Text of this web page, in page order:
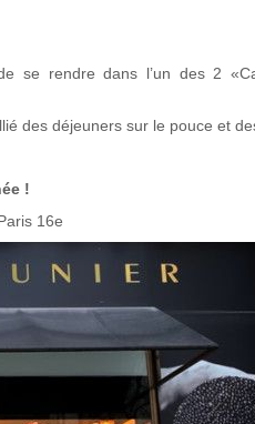
se rendre dans l’un des 2
des déjeuners sur le pouce et
!
16e